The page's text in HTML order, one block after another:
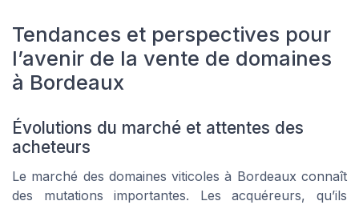
Tendances et perspectives pour
l’avenir de la vente de domaines
à Bordeaux
Évolutions du marché et attentes des
acheteurs
Le marché des domaines viticoles à Bordeaux connaît
des mutations importantes. Les acquéreurs, qu’ils